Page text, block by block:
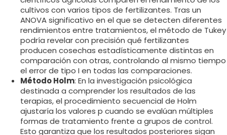
cultivos con varios tipos de fertilizantes. Tras un
ANOVA significativo en el que se detecten diferentes
rendimientos entre tratamientos, el método de Tukey
podría revelar con precisión qué fertilizantes
producen cosechas estadísticamente distintas en
comparación con otras, controlando al mismo tiempo
el error de tipo I en todas las comparaciones.
Método Holm: En la investigación psicológica
destinada a comprender los resultados de las
terapias, el procedimiento secuencial de Holm
ajustaría los valores p cuando se evalúan múltiples
formas de tratamiento frente a grupos de control.
Esto garantiza que los resultados posteriores sigan